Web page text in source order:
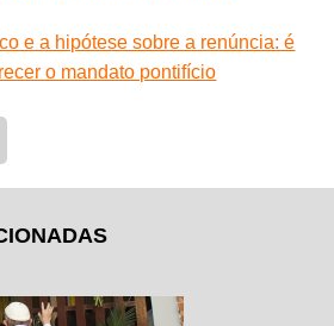
e a hipótese sobre a renúncia: é
o mandato pontifício